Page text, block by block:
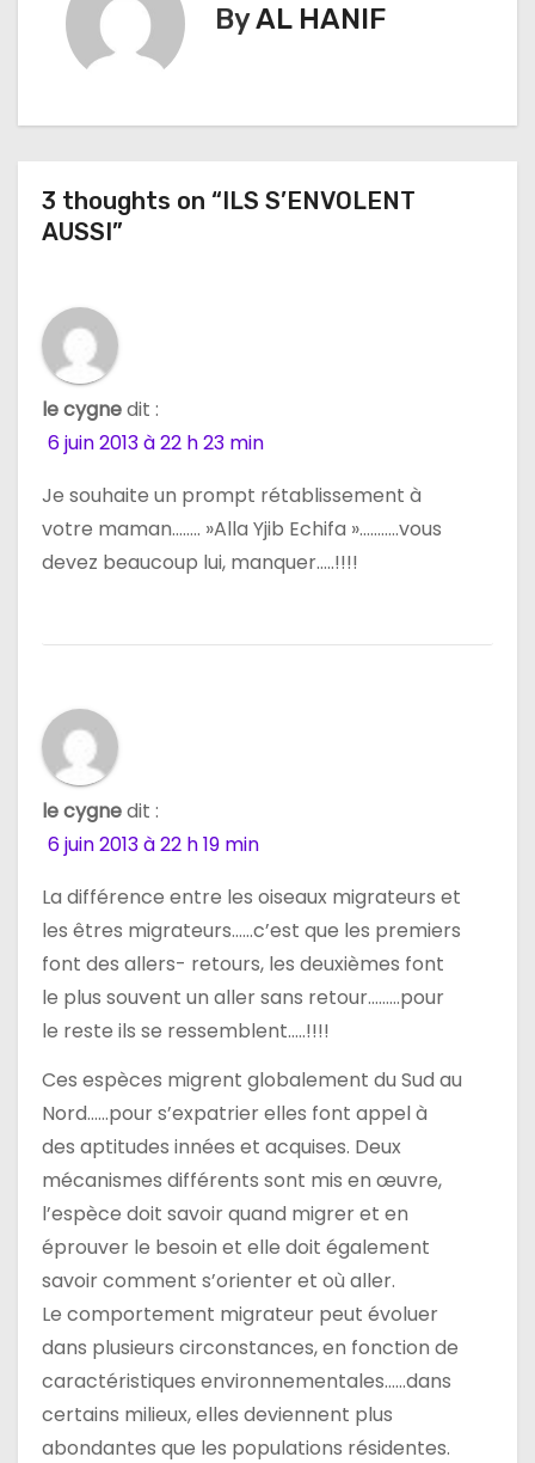
t
o
d
e
a
r
c
e
ByAL HANIF
3 thoughts on “ILS S’ENVOLENT
AUSSI”
le cygnedit :
6 juin 2013 à 22 h 23 min
Je souhaite un prompt rétablissement à
votre maman…….. »Alla Yjib Echifa »………..vous
devez beaucoup lui, manquer…..!!!!
le cygnedit :
6 juin 2013 à 22 h 19 min
La différence entre les oiseaux migrateurs et
les êtres migrateurs……c’est que les premiers
font des allers- retours, les deuxièmes font
le plus souvent un aller sans retour………pour
le reste ils se ressemblent…..!!!!
Ces espèces migrent globalement du Sud au
Nord……pour s’expatrier elles font appel à
des aptitudes innées et acquises. Deux
mécanismes différents sont mis en œuvre,
l’espèce doit savoir quand migrer et en
éprouver le besoin et elle doit également
savoir comment s’orienter et où aller.
Le comportement migrateur peut évoluer
dans plusieurs circonstances, en fonction de
caractéristiques environnementales……dans
certains milieux, elles deviennent plus
abondantes que les populations résidentes.